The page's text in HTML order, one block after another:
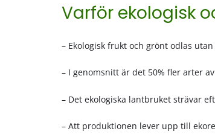
Varför ekologisk
– Ekologisk frukt och grönt odlas
– I genomsnitt är det 50% fler arter
– Det ekologiska lantbruket strävar
– Att produktionen lever upp till